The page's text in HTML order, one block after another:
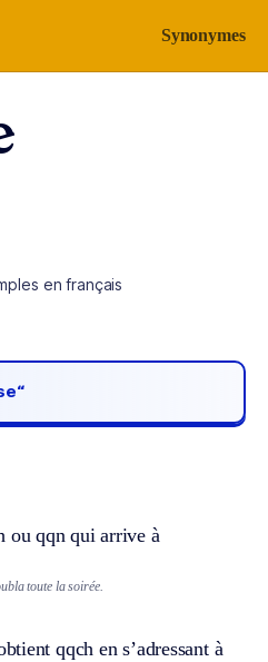
Synonymes
en français
ou qqn qui arrive à
toute la soirée.
qqch en s’adressant à